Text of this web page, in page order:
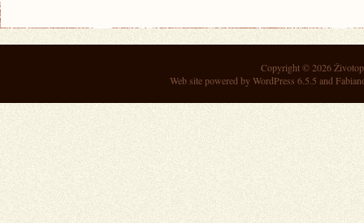
Copyright © 2026
Web site powered byWordPress 6.5.5 and